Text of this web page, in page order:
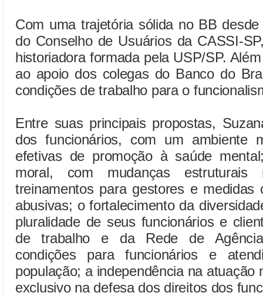
Com uma trajetória sólida no BB
do Conselho de Usuários da CASSI-
historiadora formada pela USP/SP.
ao apoio dos colegas do Banco do
condições de trabalho para o
Entre suas principais propostas,
dos funcionários, com um ambiente
efetivas de promoção à saúde
moral, com mudanças
treinamentos para gestores e medidas
abusivas; o fortalecimento da
pluralidade de seus funcionários e
de trabalho e da Rede de
condições para funcionários e
população; a independência na
exclusivo na defesa dos direitos dos